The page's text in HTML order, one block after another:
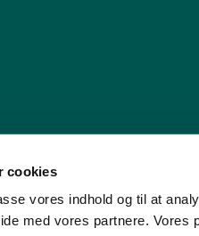
cookies
vores indhold og til at
med vores partnere. Vores